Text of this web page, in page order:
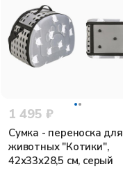
1 495 ₽
Сумка - переноска для
животных "Котики",
42х33х28,5 см, серый